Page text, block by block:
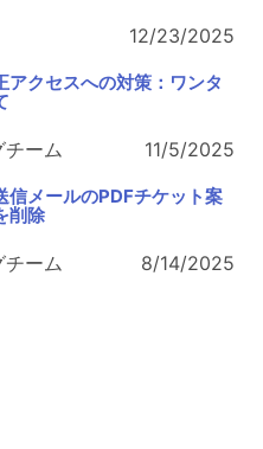
12/23/2025
アクセスへの対策：ワンタ
ーム 11/5/2025
信メールのPDFチケット案
削除
ーム 8/14/2025